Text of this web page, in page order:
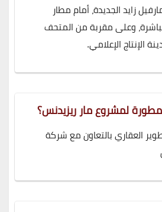
زايد الجديدة، أمام مطار
وعلى مقربة من المتحف
الإنتاج الإعلامي.
لمشروع مار ريزيدنس؟
العقاري بالتعاون مع شركة